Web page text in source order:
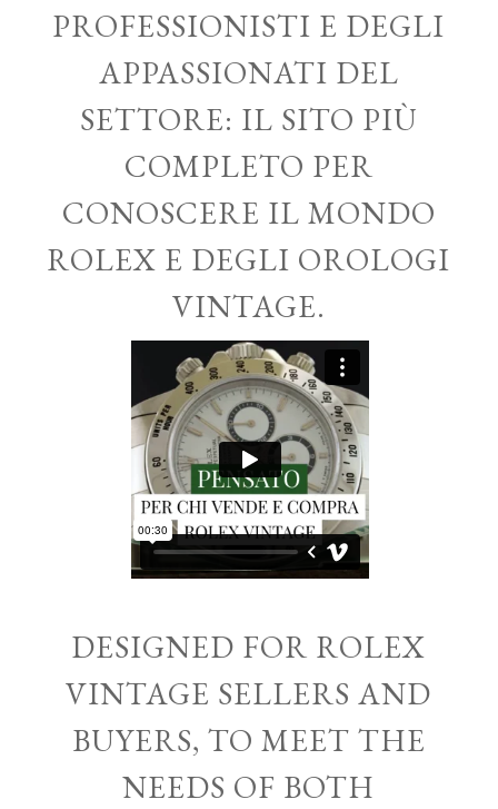
PROFESSIONISTI E DEGLI
APPASSIONATI DEL
SETTORE: IL SITO PIÙ
COMPLETO PER
CONOSCERE IL MONDO
ROLEX E DEGLI OROLOGI
VINTAGE.
DESIGNED FOR ROLEX
VINTAGE SELLERS AND
BUYERS, TO MEET THE
NEEDS OF BOTH